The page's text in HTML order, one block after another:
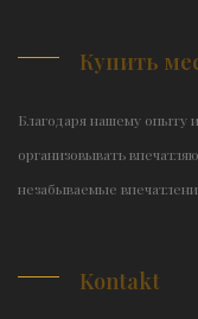
Купить
Благодаря нашему опыту
организовывать
незабываемые
Kontakt